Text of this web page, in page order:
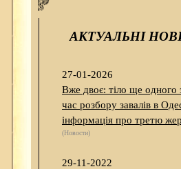
АКТУАЛЬНІ
27-01-2026
Вже двоє: тіло ще одного
час розбору завалів в
інформація про третю
(Новости)
29-11-2022